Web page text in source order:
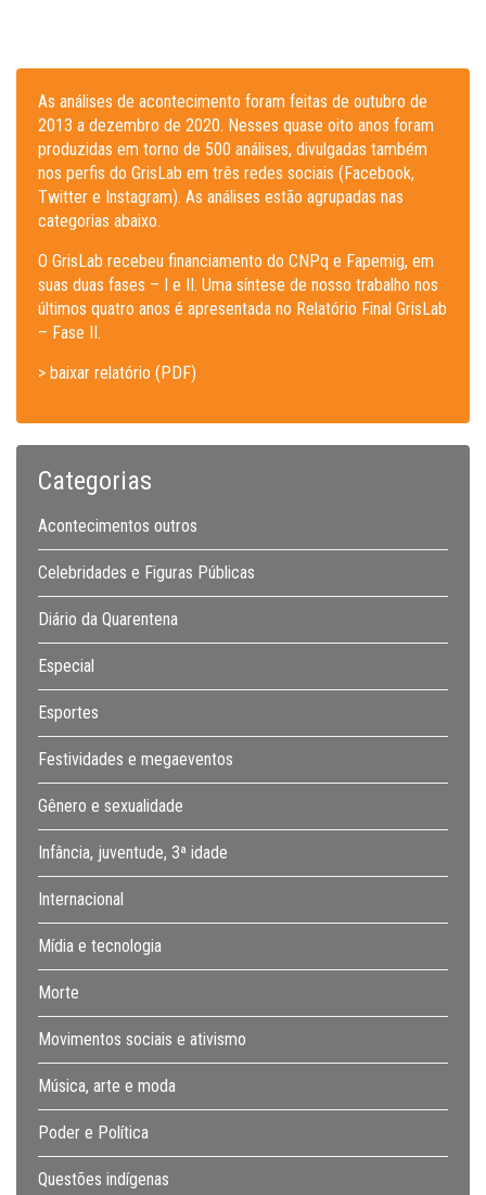
As análises de acontecimento foram feitas de outubro de
2013 a dezembro de 2020. Nesses quase oito anos foram
produzidas em torno de 500 análises, divulgadas também
nos perfis do GrisLab em três redes sociais (Facebook,
Twitter e Instagram). As análises estão agrupadas nas
categorias abaixo.
O GrisLab recebeu financiamento do CNPq e Fapemig, em
suas duas fases – I e II. Uma síntese de nosso trabalho nos
últimos quatro anos é apresentada no Relatório Final GrisLab
– Fase II.
> baixar relatório (PDF)
Categorias
Acontecimentos outros
Celebridades e Figuras Públicas
Diário da Quarentena
Especial
Esportes
Festividades e megaeventos
Gênero e sexualidade
Infância, juventude, 3ª idade
Internacional
Mídia e tecnologia
Morte
Movimentos sociais e ativismo
Música, arte e moda
Poder e Política
Questões indígenas